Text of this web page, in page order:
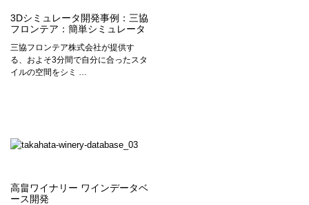
3Dシミュレータ開発事例：三協
フロンテア：簡単シミュレータ
三協フロンテア株式会社が提供す
る、およそ3分間で自分に合ったスタ
イルの空間をシミ …
高畠ワイナリー ワインデータベ
ース開発